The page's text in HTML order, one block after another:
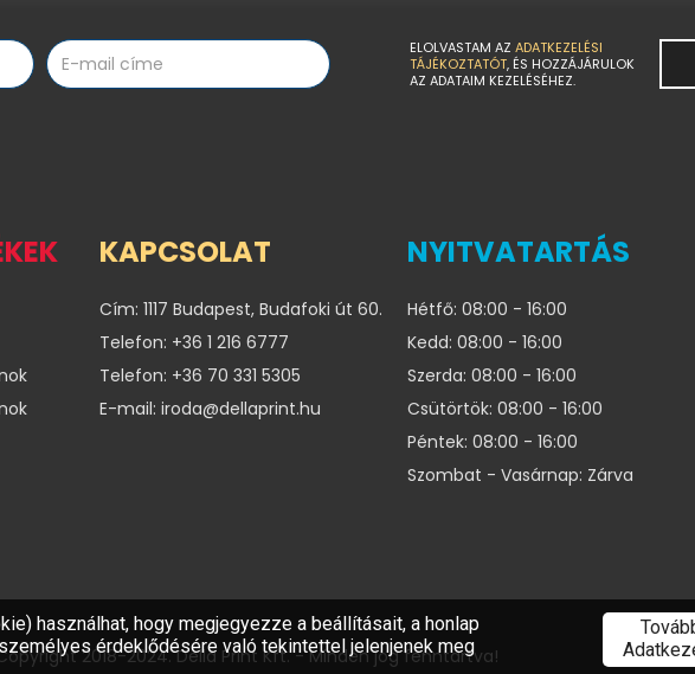
ELOLVASTAM AZ ADATKEZELÉSI
TÁJÉKOZTATÓT, ÉS HOZZÁJÁRULOK
AZ ADATAIM KEZELÉSÉHEZ.
KAPCSOLAT
Cím: 1117 Budapest, Budafoki út 60.
Telefon: +36 1 216 6777
Telefon: +36 70 331 5305
E-mail: iroda@dellaprint.hu
NYITVATARTÁS
Hétfő: 08:00 - 16:00
Kedd: 08:00 - 16:00
Szerda: 08:00 - 16:00
Csütörtök: 08:00 - 16:00
Péntek: 08:00 - 16:00
Szombat - Vasárnap: Zárva
2018-2024. Della Print Kft. - Minden jog fenntartva!